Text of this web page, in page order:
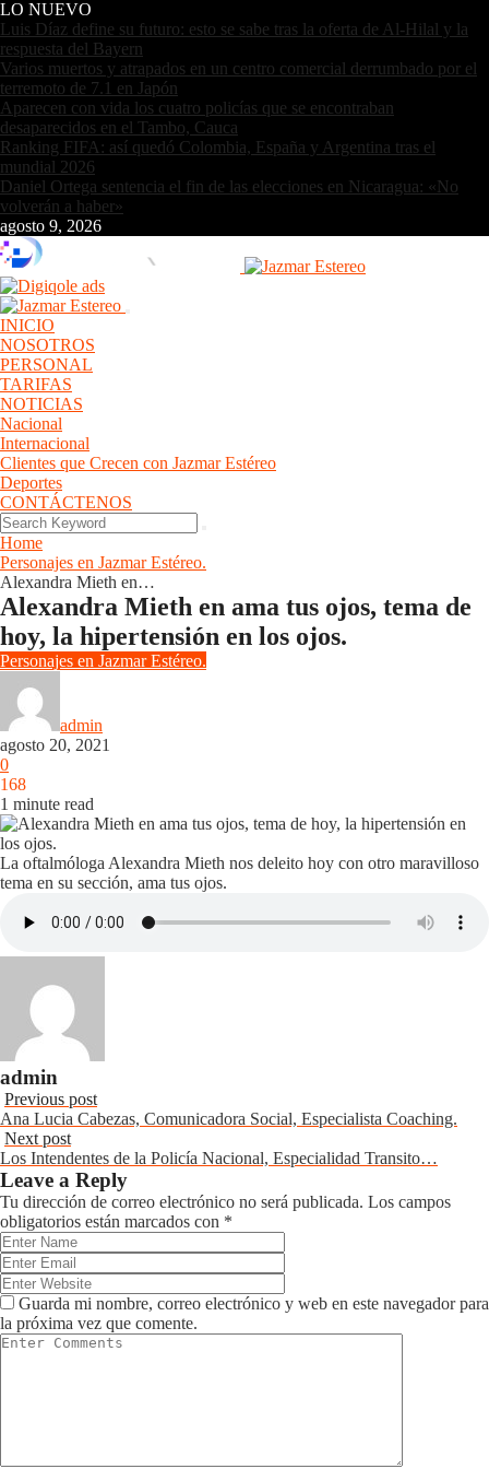
LO NUEVO
Luis Díaz define su futuro: esto se sabe tras la oferta de Al-Hilal y la
respuesta del Bayern
Varios muertos y atrapados en un centro comercial derrumbado por el
terremoto de 7.1 en Japón
Aparecen con vida los cuatro policías que se encontraban
desaparecidos en el Tambo, Cauca
Ranking FIFA: así quedó Colombia, España y Argentina tras el
mundial 2026
Daniel Ortega sentencia el fin de las elecciones en Nicaragua: «No
volverán a haber»
agosto 9, 2026
INICIO
NOSOTROS
PERSONAL
TARIFAS
NOTICIAS
Nacional
Internacional
Clientes que Crecen con Jazmar Estéreo
Deportes
CONTÁCTENOS
Home
Personajes en Jazmar Estéreo.
Alexandra Mieth en…
Alexandra Mieth en ama tus ojos, tema de
hoy, la hipertensión en los ojos.
Personajes en Jazmar Estéreo.
admin
agosto 20, 2021
0
168
1 minute read
La oftalmóloga Alexandra Mieth nos deleito hoy con otro maravilloso
tema en su sección, ama tus ojos.
admin
Previous post
Ana Lucia Cabezas, Comunicadora Social, Especialista Coaching.
Next post
Los Intendentes de la Policía Nacional, Especialidad Transito…
Leave a Reply
Tu dirección de correo electrónico no será publicada. Los campos
obligatorios están marcados con *
Guarda mi nombre, correo electrónico y web en este navegador para
la próxima vez que comente.